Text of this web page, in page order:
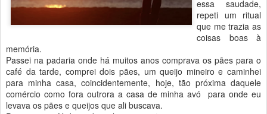
essa saudade,
repeti um ritual
que me trazia as
coisas boas à
memória.
Passei na padaria onde há muitos anos comprava os pães para o
café da tarde, comprei dois pães, um queijo mineiro e caminhei
para minha casa, coincidentemente, hoje, tão próxima daquele
comércio como fora outrora a casa de minha avó para onde eu
levava os pães e queijos que ali buscava.